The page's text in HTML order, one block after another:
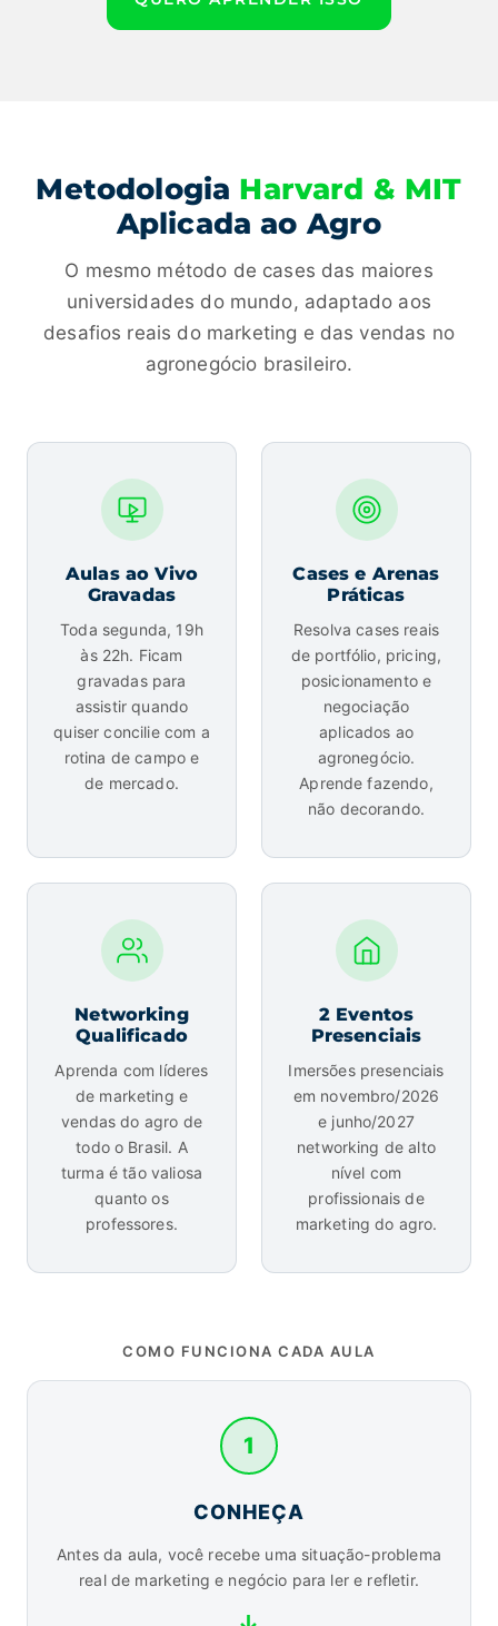
Metodologia Harvard & MIT
Aplicada ao Agro
O mesmo método de cases das maiores
universidades do mundo, adaptado aos
desafios reais do marketing e das vendas no
agronegócio brasileiro.
Aulas ao Vivo
Gravadas
Toda segunda, 19h
às 22h. Ficam
gravadas para
assistir quando
quiser concilie com a
rotina de campo e
de mercado.
Cases e Arenas
Práticas
Resolva cases reais
de portfólio, pricing,
posicionamento e
negociação
aplicados ao
agronegócio.
Aprende fazendo,
não decorando.
Networking
Qualificado
Aprenda com líderes
de marketing e
vendas do agro de
todo o Brasil. A
turma é tão valiosa
quanto os
professores.
2 Eventos
Presenciais
Imersões presenciais
em novembro/2026
e junho/2027
networking de alto
nível com
profissionais de
marketing do agro.
COMO FUNCIONA CADA AULA
1
CONHEÇA
Antes da aula, você recebe uma situação-problema
real de marketing e negócio para ler e refletir.